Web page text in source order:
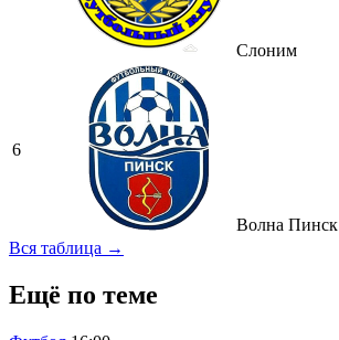
Слоним
6
Волна Пинск
Вся таблица →
Ещё по теме